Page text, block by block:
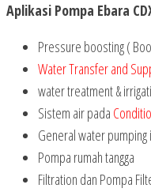
Aplikasi Pompa Ebara
Pressure boosting (
Water Transfer and
water treatment &
Sistem air pada
General water
Pompa rumah tangga
Filtration dan Pompa